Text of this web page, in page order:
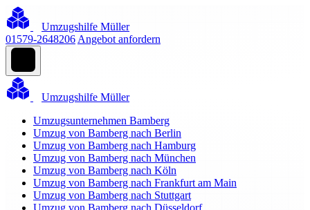
Umzugshilfe Müller
01579-2648206 Angebot anfordern
Umzugshilfe Müller
Umzugsunternehmen Bamberg
Umzug von Bamberg nach Berlin
Umzug von Bamberg nach Hamburg
Umzug von Bamberg nach München
Umzug von Bamberg nach Köln
Umzug von Bamberg nach Frankfurt am Main
Umzug von Bamberg nach Stuttgart
Umzug von Bamberg nach Düsseldorf